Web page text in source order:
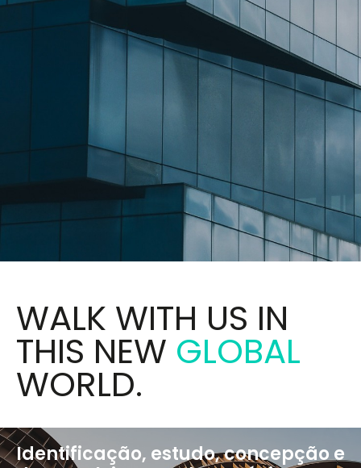
WALK WITH US IN
THIS NEW GLOBAL
WORLD.
Identificação, estudo, concepção e